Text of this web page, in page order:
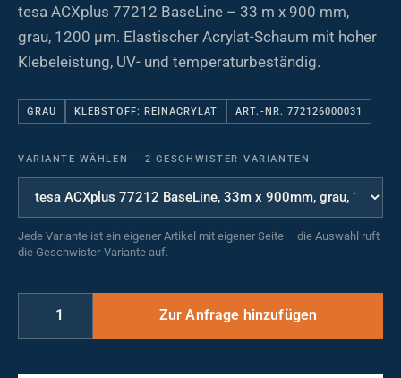
tesa ACXplus 77212 BaseLine – 33 m x 900 mm,
grau, 1200 µm. Elastischer Acrylat-Schaum mit hoher
Klebeleistung, UV- und temperaturbeständig.
GRAU KLEBSTOFF: REINACRYLAT ART.-NR. 772126000031
VARIANTE WÄHLEN — 2 GESCHWISTER-VARIANTEN
Jede Variante ist ein eigener Artikel mit eigener Seite – die Auswahl ruft
die Geschwister-Variante auf.